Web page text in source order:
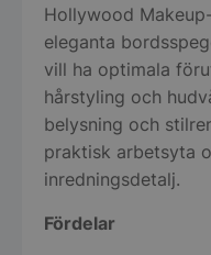
Hollywood
eleganta
vill ha optimala
hårstyling och
belysning och
praktisk arbetsyta
inredningsdetalj.
Fördelar